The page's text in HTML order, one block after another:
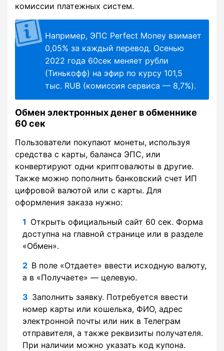
комиссии платежных систем.
Например, ЭПС Perfect Money взимает
0,05% за каждый перевод. Осенью
2022 года 60сек меняет рубли
(Тинькофф) на эфир по курсу 101,5
тыс. RUB (комиссия сервиса — 8,7%).
Обмен электронных денег в обменнике
60 сек
Пользователи покупают монеты, используя
средства с карты, баланса ЭПС, или
конвертируют одни криптовалюты в другие.
Также можно пополнить банковский счет ИП
цифровой валютой или с карты. Для
оформления заказа нужно:
Открыть официальный сайт 60 сек. Форма
доступна на главной странице или в разделе
«Обмен».
В поле «Отдаете» ввести исходную валюту,
а в «Получаете» — целевую.
Заполнить заявку. Потребуется ввести
номер карты или кошелька, ФИО, адрес
электронной почты или ник в Телеграм
отправителя, а также реквизиты получателя.
При наличии можно указать код купона.